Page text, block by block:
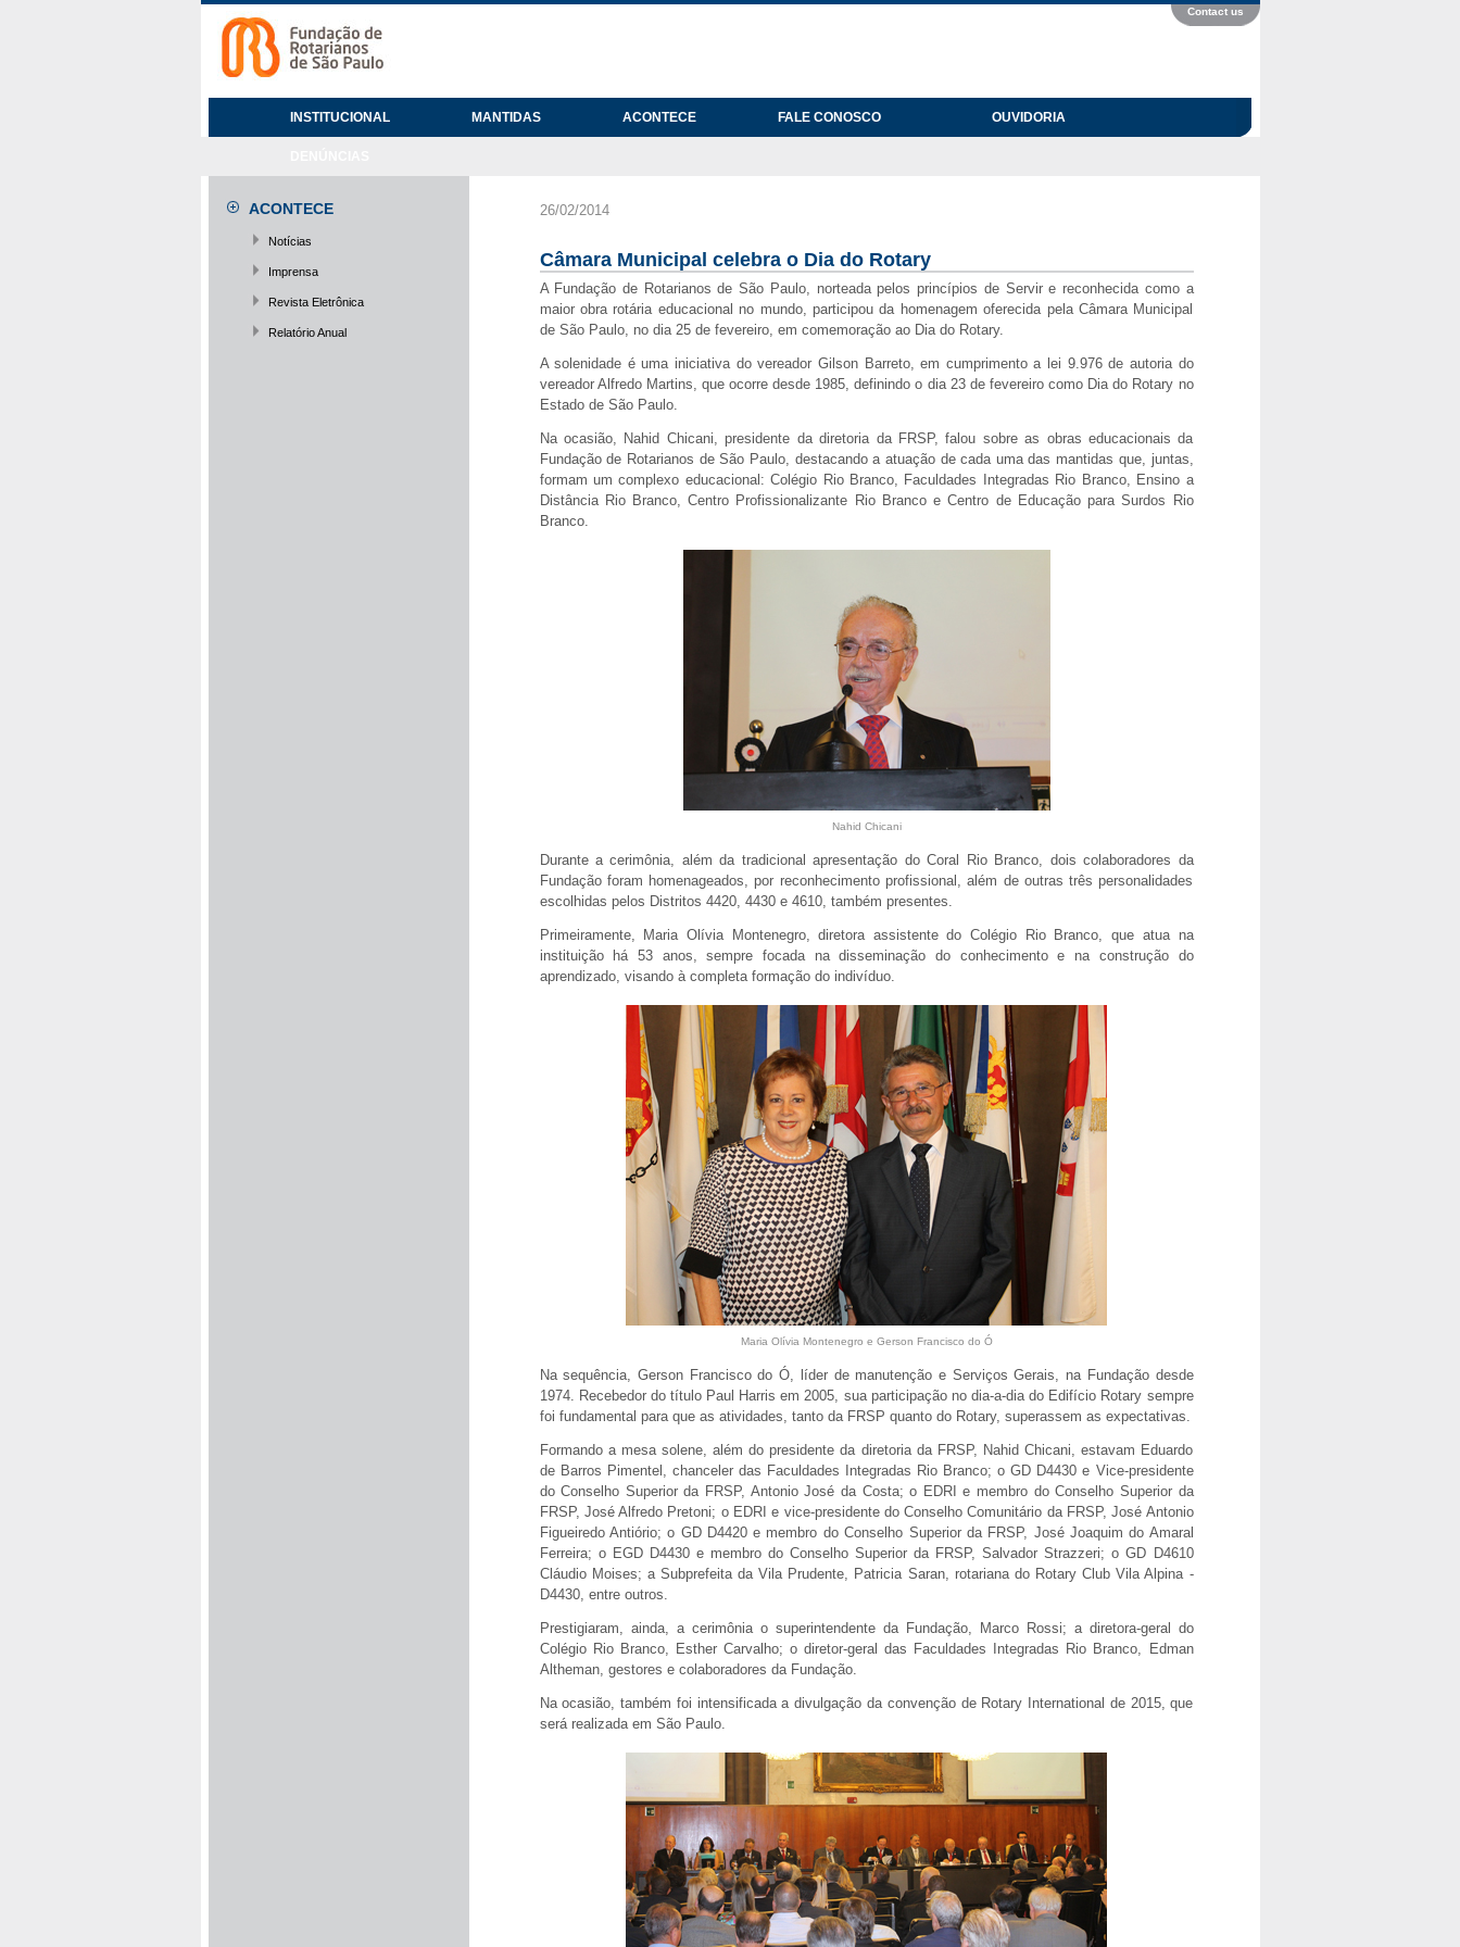
Contact us
INSTITUCIONAL MANTIDAS ACONTECE FALE CONOSCO OUVIDORIA
ACONTECE
Notícias
Imprensa
Revista Eletrônica
Relatório Anual
26/02/2014
Câmara Municipal celebra o Dia do Rotary
A Fundação de Rotarianos de São Paulo, norteada pelos princípios de Servir e reconhecida como a
maior obra rotária educacional no mundo, participou da homenagem oferecida pela Câmara Municipal
de São Paulo, no dia 25 de fevereiro, em comemoração ao Dia do Rotary.
A solenidade é uma iniciativa do vereador Gilson Barreto, em cumprimento a lei 9.976 de autoria do
vereador Alfredo Martins, que ocorre desde 1985, definindo o dia 23 de fevereiro como Dia do Rotary no
Estado de São Paulo.
Na ocasião, Nahid Chicani, presidente da diretoria da FRSP, falou sobre as obras educacionais da
Fundação de Rotarianos de São Paulo, destacando a atuação de cada uma das mantidas que, juntas,
formam um complexo educacional: Colégio Rio Branco, Faculdades Integradas Rio Branco, Ensino a
Distância Rio Branco, Centro Profissionalizante Rio Branco e Centro de Educação para Surdos Rio
Branco.
Nahid Chicani
Durante a cerimônia, além da tradicional apresentação do Coral Rio Branco, dois colaboradores da
Fundação foram homenageados, por reconhecimento profissional, além de outras três personalidades
escolhidas pelos Distritos 4420, 4430 e 4610, também presentes.
Primeiramente, Maria Olívia Montenegro, diretora assistente do Colégio Rio Branco, que atua na
instituição há 53 anos, sempre focada na disseminação do conhecimento e na construção do
aprendizado, visando à completa formação do indivíduo.
Maria Olívia Montenegro e Gerson Francisco do Ó
Na sequência, Gerson Francisco do Ó, líder de manutenção e Serviços Gerais, na Fundação desde
1974. Recebedor do título Paul Harris em 2005, sua participação no dia-a-dia do Edifício Rotary sempre
foi fundamental para que as atividades, tanto da FRSP quanto do Rotary, superassem as expectativas.
Formando a mesa solene, além do presidente da diretoria da FRSP, Nahid Chicani, estavam Eduardo
de Barros Pimentel, chanceler das Faculdades Integradas Rio Branco; o GD D4430 e Vice-presidente
do Conselho Superior da FRSP, Antonio José da Costa; o EDRI e membro do Conselho Superior da
FRSP, José Alfredo Pretoni; o EDRI e vice-presidente do Conselho Comunitário da FRSP, José Antonio
Figueiredo Antiório; o GD D4420 e membro do Conselho Superior da FRSP, José Joaquim do Amaral
Ferreira; o EGD D4430 e membro do Conselho Superior da FRSP, Salvador Strazzeri; o GD D4610
Cláudio Moises; a Subprefeita da Vila Prudente, Patricia Saran, rotariana do Rotary Club Vila Alpina -
D4430, entre outros.
Prestigiaram, ainda, a cerimônia o superintendente da Fundação, Marco Rossi; a diretora-geral do
Colégio Rio Branco, Esther Carvalho; o diretor-geral das Faculdades Integradas Rio Branco, Edman
Altheman, gestores e colaboradores da Fundação.
Na ocasião, também foi intensificada a divulgação da convenção de Rotary International de 2015, que
será realizada em São Paulo.